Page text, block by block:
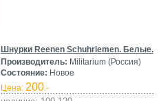
Шнурки Reenen Schuhriemen. Белые.
Производитель: Militarium (Россия)
Состояние: Новое
Цена: 200.-